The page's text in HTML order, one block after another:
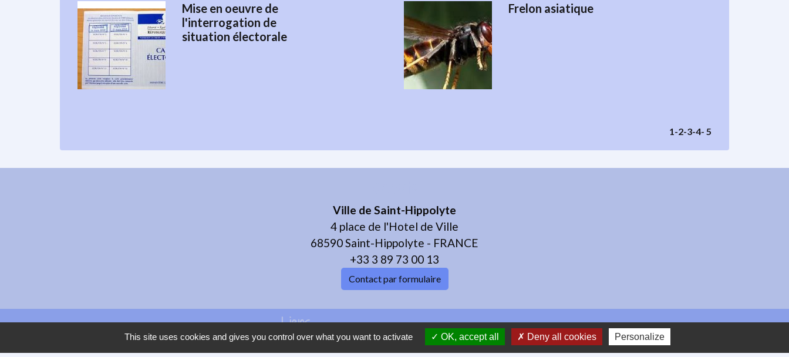
Mise en oeuvre de
l'interrogation de
situation électorale
Frelon asiatique
1-2-3-4- 5
Ville de Saint-Hippolyte
4 place de l'Hotel de Ville
68590 Saint-Hippolyte - FRANCE
+33 3 89 73 00 13
Contact par formulaire
Liens
Carte grise en ligne
This site uses cookies and gives you control over what you want to activate OK, accept all Deny all cookies Personalize